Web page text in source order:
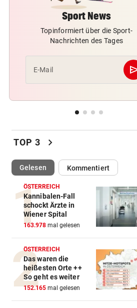
Tormann gefunden
BEI RONALDINHO-BESUCH
Nächster Brasilien-Star
den Wörthersee
Premier-League-Klub
Darum spielte Sturm Graz
Brustsponsor
Sport News
Topinformiert über die Sport-
Nachrichten des Tages
E-Mail
TOP 3 chevron_right
Gelesen(ausgewählt)Kommentiert
ÖSTERREICH
Kannibalen-Fall
schockt Ärzte in
Wiener Spital
163.978 mal gelesen
ÖSTERREICH
Das waren die
heißesten Orte ++
So geht es weiter
152.165 mal gelesen